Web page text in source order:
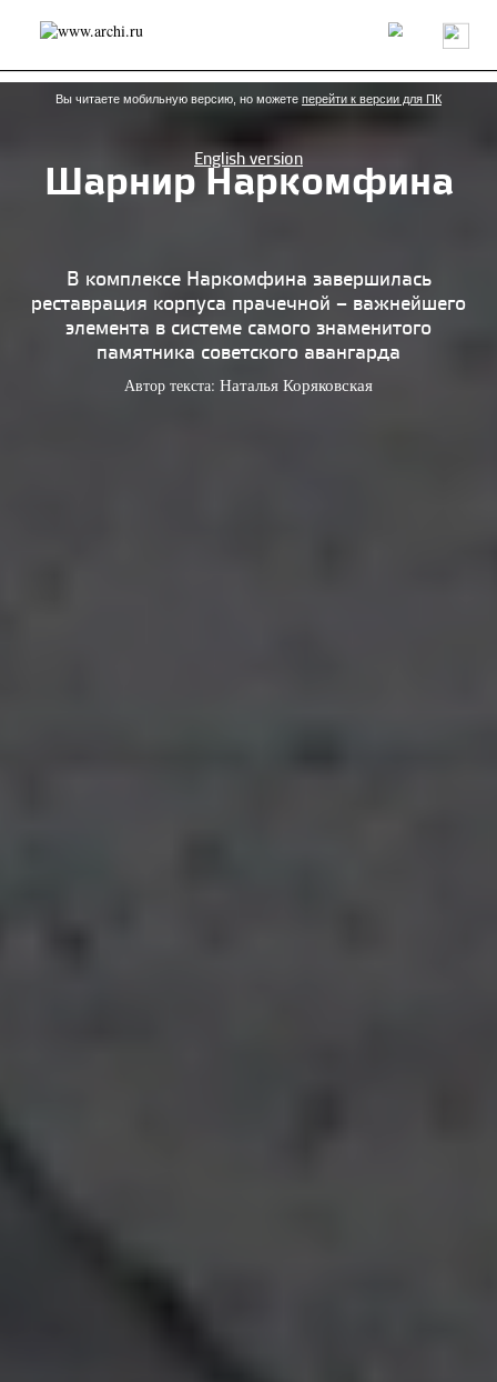
Россия Мир Технологии Интерьер Пресса
Архитекторы
Проекты
Конкурсы События Книги Вакансии
send.project Анонсы конкурсов
Блог
Интервью Исследование
Дизайн
Иностранцы в России
Интерьер
Книги
Наследие Образование
Урбанистика
Вы читаете мобильную версию, но можете перейти к версии для ПК
English version
Шарнир Наркомфина
В комплексе Наркомфина завершилась
реставрация корпуса прачечной – важнейшего
элемента в системе самого знаменитого
памятника советского авангарда
Автор текста: Наталья Коряковская